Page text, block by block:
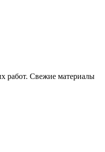
работ. Свежие материалы